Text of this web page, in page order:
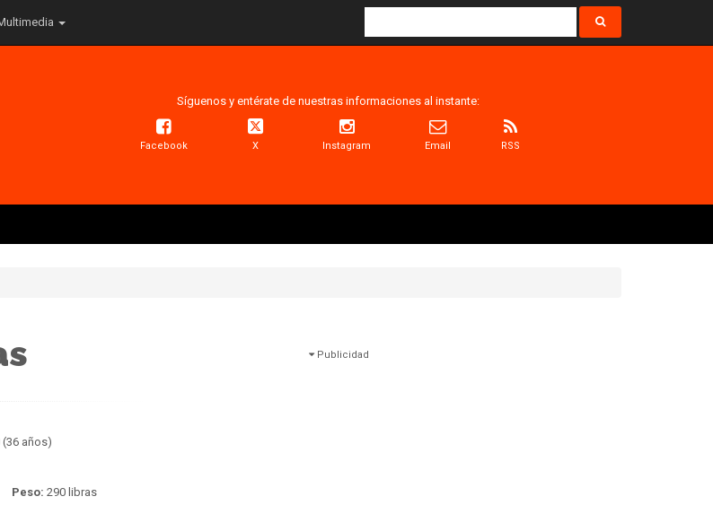
Síguenos y entérate de nuestras informaciones al instante:
Facebook X Instagram Email RSS
años)
Peso: 290 libras
Publicidad